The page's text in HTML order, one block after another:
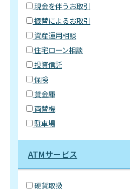
現金を伴うお取引
振替によるお取引
資産運用相談
住宅ローン相談
投資信託
保険
貸金庫
両替機
駐車場
ATMサービス
硬貨取扱